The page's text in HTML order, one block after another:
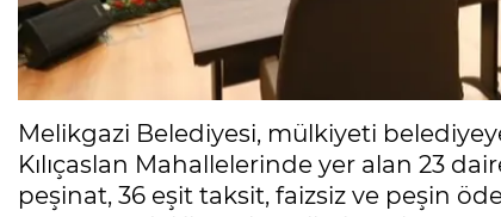
Melikgazi Belediyesi, mülkiyeti
Kılıçaslan Mahallelerinde yer alan 23
peşinat, 36 eşit taksit, faizsiz ve peşin